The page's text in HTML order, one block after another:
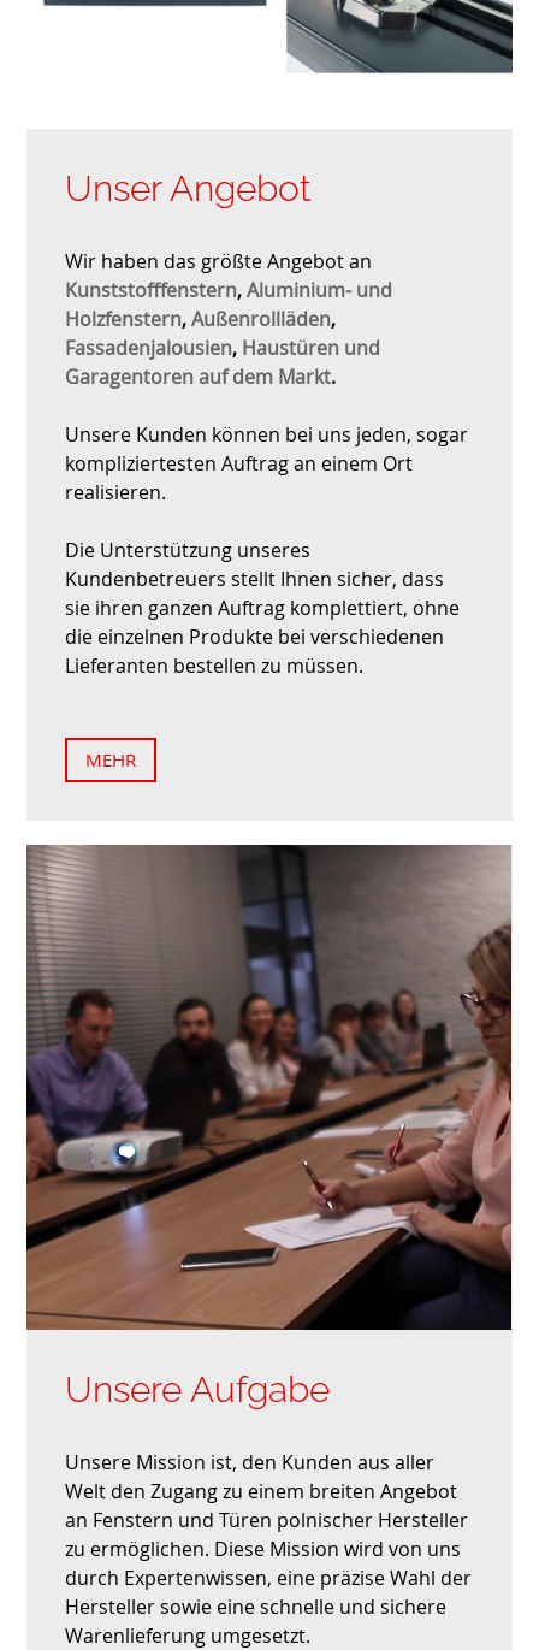
Unser Angebot
Wir haben das größte Angebot an
Kunststofffenstern,Aluminium- und
Holzfenstern,Außenrollläden,
Fassadenjalousien, Haustüren und
Garagentoren auf dem Markt.
Unsere Kunden können bei uns jeden, sogar
kompliziertesten Auftrag an einem Ort
realisieren.
Die Unterstützung unseres
Kundenbetreuers stellt Ihnen sicher, dass
sie ihren ganzen Auftrag komplettiert, ohne
die einzelnen Produkte bei verschiedenen
Lieferanten bestellen zu müssen.
MEHR
Unsere Aufgabe
Unsere Mission ist, den Kunden aus aller
Welt den Zugang zu einem breiten Angebot
an Fenstern und Türen polnischer Hersteller
zu ermöglichen. Diese Mission wird von uns
durch Expertenwissen, eine präzise Wahl der
Hersteller sowie eine schnelle und sichere
Warenlieferung umgesetzt.